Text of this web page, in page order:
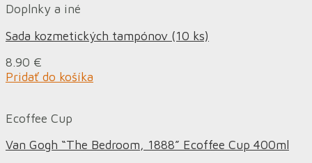
Doplnky a iné
Sada kozmetických tampónov (10 ks)
8.90 €
Pridať do košíka
Ecoffee Cup
Van Gogh “The Bedroom, 1888” Ecoffee Cup 400ml